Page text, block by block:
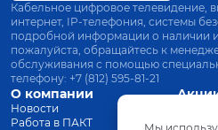
О компании
Новости
Работа в ПАКТ
Кабельное цифровое телевидение,
интернет, IP-телефония, системы
подробной информации о наличии и
пожалуйста, обращайтесь к
обслуживания с помощью
телефону: +7 (812) 595-81-21